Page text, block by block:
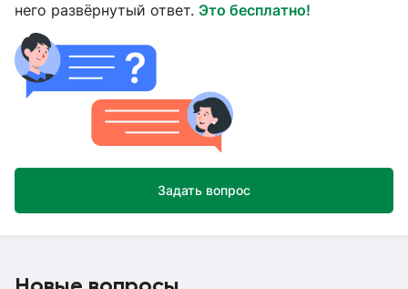
него развёрнутый ответ. Это бесплатно!
Задать вопрос